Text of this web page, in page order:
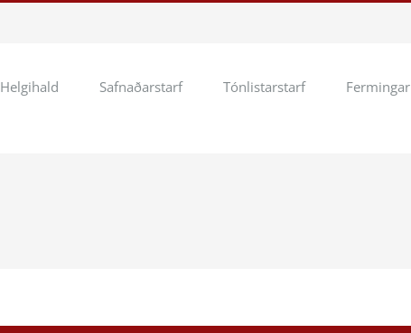
Helgihald Safnaðarstarf Tónlistarstarf Fermingar